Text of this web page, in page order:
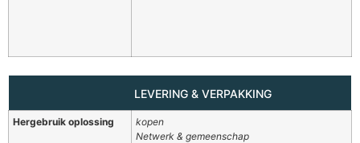
LEVERING & VERPAKKING
Hergebruik oplossing
kopen
Netwerk & gemeenschap